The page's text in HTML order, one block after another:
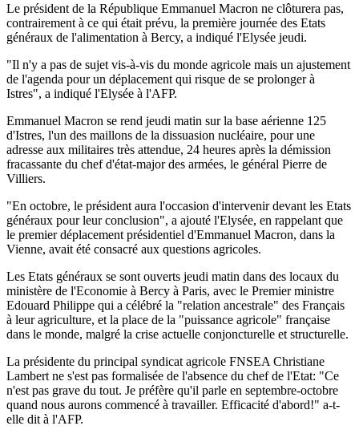
Le président de la République Emmanuel Macron ne clôturera pas,
contrairement à ce qui était prévu, la première journée des Etats
généraux de l'alimentation à Bercy, a indiqué l'Elysée jeudi.
"Il n'y a pas de sujet vis-à-vis du monde agricole mais un ajustement
de l'agenda pour un déplacement qui risque de se prolonger à
Istres", a indiqué l'Elysée à l'AFP.
Emmanuel Macron se rend jeudi matin sur la base aérienne 125
d'Istres, l'un des maillons de la dissuasion nucléaire, pour une
adresse aux militaires très attendue, 24 heures après la démission
fracassante du chef d'état-major des armées, le général Pierre de
Villiers.
"En octobre, le président aura l'occasion d'intervenir devant les Etats
généraux pour leur conclusion", a ajouté l'Elysée, en rappelant que
le premier déplacement présidentiel d'Emmanuel Macron, dans la
Vienne, avait été consacré aux questions agricoles.
Les Etats généraux se sont ouverts jeudi matin dans des locaux du
ministère de l'Economie à Bercy à Paris, avec le Premier ministre
Edouard Philippe qui a célébré la "relation ancestrale" des Français
à leur agriculture, et la place de la "puissance agricole" française
dans le monde, malgré la crise actuelle conjoncturelle et structurelle.
La présidente du principal syndicat agricole FNSEA Christiane
Lambert ne s'est pas formalisée de l'absence du chef de l'Etat: "Ce
n'est pas grave du tout. Je préfère qu'il parle en septembre-octobre
quand nous aurons commencé à travailler. Efficacité d'abord!" a-t-
elle dit à l'AFP.